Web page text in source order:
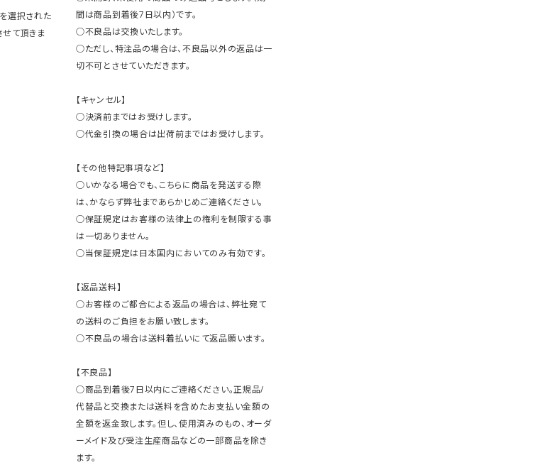
選択された
て頂きま
間は商品到着後7日以内）です。
○不良品は交換いたします。
○ただし、特注品の場合は、不良品以外の返品は一
切不可とさせていただきます。
【キャンセル】
○決済前まではお受けします。
○代金引換の場合は出荷前まではお受けします。
【その他特記事項など】
○いかなる場合でも、こちらに商品を発送する際
は、かならず弊社まであらかじめご連絡ください。
○保証規定はお客様の法律上の権利を制限する事
は一切ありません。
○当保証規定は日本国内においてのみ有効です。
【返品送料】
○お客様のご都合による返品の場合は、弊社宛て
の送料のご負担をお願い致します。
○不良品の場合は送料着払いにて返品願います。
【不良品】
○商品到着後7日以内にご連絡ください。正規品/
代替品と交換または送料を含めたお支払い金額の
全額を返金致します。但し、使用済みのもの、オーダ
ーメイド及び受注生産商品などの一部商品を除き
ます。